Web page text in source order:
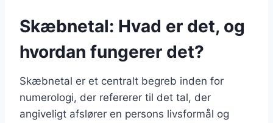
Skæbnetal: Hvad er det, og
hvordan fungerer det?
Skæbnetal er et centralt begreb inden for
numerologi, der refererer til det tal, der
angiveligt afslører en persons livsformål og